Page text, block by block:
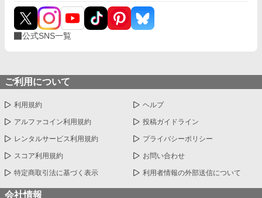
公式SNS一覧
ご利用について
利用規約 ヘルプ
アルファコイン利用規約 投稿ガイドライン
レンタルサービス利用規約 プライバシーポリシー
スコア利用規約 お問い合わせ
特定商取引法に基づく表示 利用者情報の外部送信について
会社情報